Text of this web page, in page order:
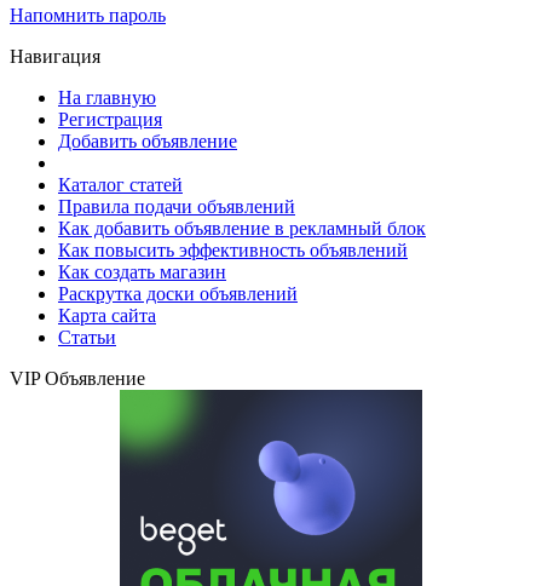
Напомнить пароль
Навигация
На главную
Регистрация
Добавить объявление
Каталог статей
Правила подачи объявлений
Как добавить объявление в рекламный блок
Как повысить эффективность объявлений
Как создать магазин
Раскрутка доски объявлений
Карта сайта
Статьи
VIP Объявление